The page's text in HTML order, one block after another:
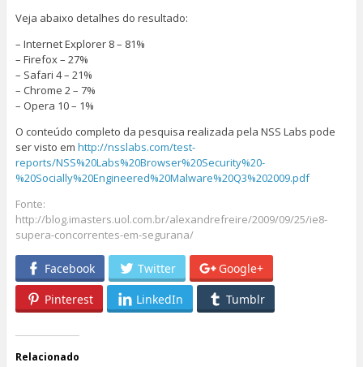
Veja abaixo detalhes do resultado:
– Internet Explorer 8 – 81%
– Firefox – 27%
– Safari 4 – 21%
– Chrome 2 – 7%
– Opera 10 – 1%
O conteúdo completo da pesquisa realizada pela NSS Labs pode
ser visto em http://nsslabs.com/test-
reports/NSS%20Labs%20Browser%20Security%20-
%20Socially%20Engineered%20Malware%20Q3%202009.pdf
Fonte:
http://blog.imasters.uol.com.br/alexandrefreire/2009/09/25/ie8-
supera-concorrentes-em-segurana/
Facebook Twitter
Google+
Pinterest
LinkedIn Tumblr
Relacionado